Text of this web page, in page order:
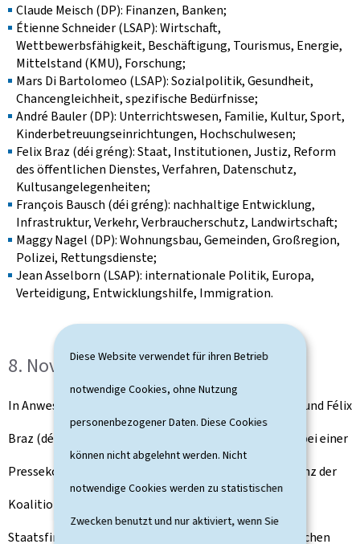
Diese Website verwendet für ihren Betrieb
notwendige Cookies, ohne Nutzung
personenbezogener Daten. Diese Cookies
können nicht abgelehnt werden. Nicht
notwendige Cookies werden zu statistischen
Zwecken benutzt und nur aktiviert, wenn Sie
Claude Meisch (DP): Finanzen, Banken;
Étienne Schneider (LSAP): Wirtschaft,
Wettbewerbsfähigkeit, Beschäftigung, Tourismus, Energie,
Mittelstand (KMU), Forschung;
Mars Di Bartolomeo (LSAP): Sozialpolitik, Gesundheit,
Chancengleichheit, spezifische Bedürfnisse;
André Bauler (DP): Unterrichtswesen, Familie, Kultur, Sport,
Kinderbetreuungseinrichtungen, Hochschulwesen;
Felix Braz (déi gréng): Staat, Institutionen, Justiz, Reform
des öffentlichen Dienstes, Verfahren, Datenschutz,
Kultusangelegenheiten;
François Bausch (déi gréng): nachhaltige Entwicklung,
Infrastruktur, Verkehr, Verbraucherschutz, Landwirtschaft;
Maggy Nagel (DP): Wohnungsbau, Gemeinden, Großregion,
Polizei, Rettungsdienste;
Jean Asselborn (LSAP): internationale Politik, Europa,
Verteidigung, Entwicklungshilfe, Immigration.
8. November 2013: Erste Bilanz
In Anwesenheit von Claude Meisch, Étienne Schneider und Félix
Braz (déi gréng) zog Regierungsbildner Xavier Bettel bei einer
Pressekonferenz am 8. November 2013 eine erste Bilanz der
Koalitionsverhandlungen. "Wir haben den Willen, die
Staatsfinanzen in Ordnung zu bringen und die öffentlichen